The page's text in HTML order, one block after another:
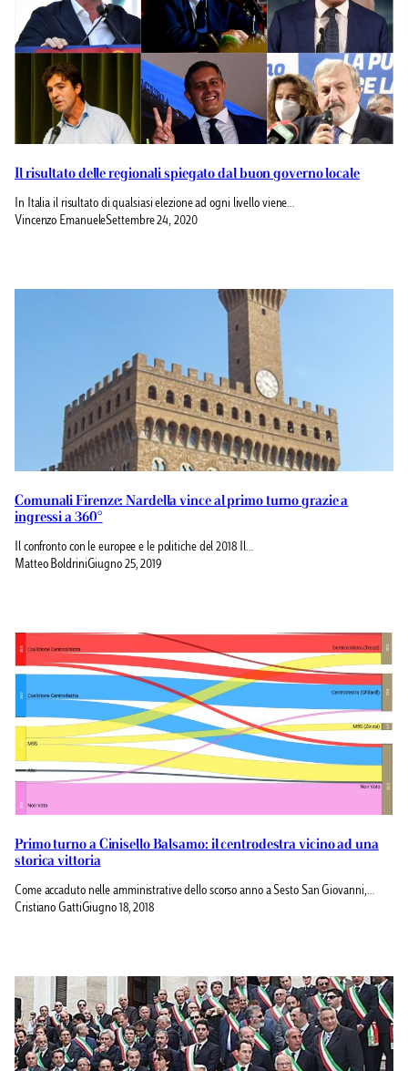
Il risultato delle regionali spiegato dal buon governo locale
In Italia il risultato di qualsiasi elezione ad ogni livello viene…
Vincenzo EmanueleSettembre 24, 2020
Comunali Firenze: Nardella vince al primo turno grazie a
ingressi a 360°
Il confronto con le europee e le politiche del 2018 Il…
Matteo BoldriniGiugno 25, 2019
Primo turno a Cinisello Balsamo: il centrodestra vicino ad una
storica vittoria
Come accaduto nelle amministrative dello scorso anno a Sesto San Giovanni,…
Cristiano GattiGiugno 18, 2018